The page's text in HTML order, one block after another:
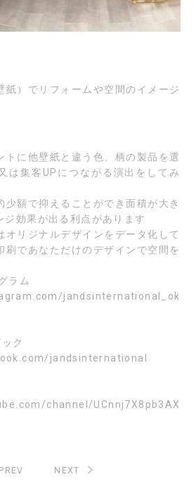
紙）でリフォームや空間のイメージ
トに他壁紙と違う色、柄の製品を選
は集客UPにつながる演出をしてみ
少額で抑えることができ面積が大き
ジ効果が出る利点があります
オリジナルデザインをデータ化して
刷であなただけのデザインで空間を
ラム
jandsinternational_ok
ク
jandsinternational
channel/UCnnj7X8pb3AX
PREV NEXT